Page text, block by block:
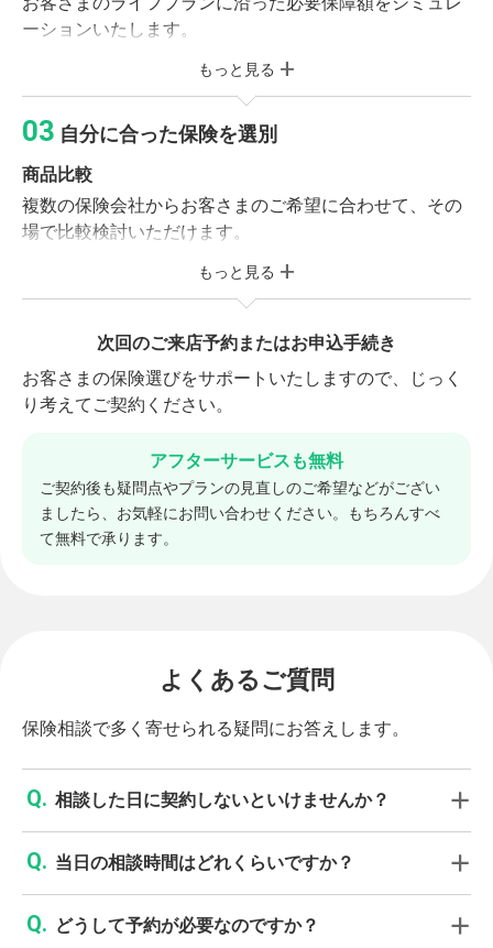
お客さまの加入目的、収入、財産やご家族構成などをお
伺いします。
※現在ご加入の保険がある方
ご加入中の保険証券または契約内容が確認できる資料
をお持ちください。
保険診断サービス（無料）
相談前に保険市場の「folderアプリ」に保険証券
を保存していただくと、オプションで保険診断サ
ービスをご利用いただけます。 加入している保険
険の見直しができ相談時間の短縮にもなります。
ーションいたします。
保険の基本形や社会保障制度をご確認いただき、お客さ
まに合った保障プランを作成いたします。
もっと見る
自分に合った保険を選別
商品比較
複数の保険会社からお客さまのご希望に合わせて、その
場で比較検討いただけます。
お客さまのご予算やご希望に合わせてプランの調整を行
います。気に入った商品をお選びください。
もっと見る
次回のご来店予約またはお申込手続き
お客さまの保険選びをサポートいたしますので、じっく
り考えてご契約ください。
アフターサービスも無料
ご契約後も疑問点やプランの見直しのご希望などがござい
ましたら、お気軽にお問い合わせください。もちろんすべ
て無料で承ります。
よくあるご質問
保険相談で多く寄せられる疑問にお答えします。
相談した日に契約しないといけませんか？
当日の相談時間はどれくらいですか？
どうして予約が必要なのですか？